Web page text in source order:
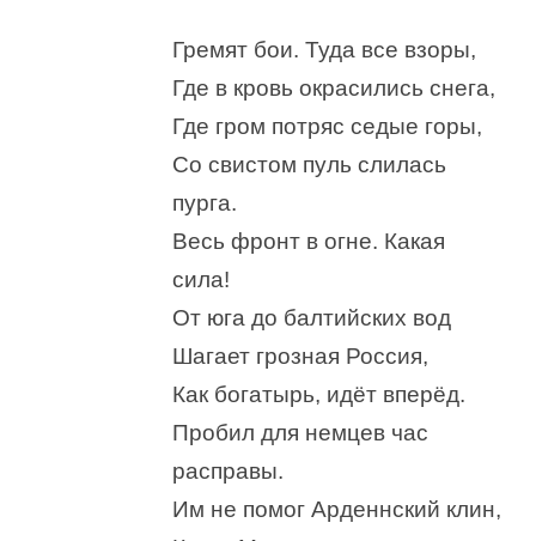
Гремят бои. Туда все взоры,
Где в кровь окрасились снега,
Где гром потряс седые горы,
Со свистом пуль слилась
пурга.
Весь фронт в огне. Какая
сила!
От юга до балтийских вод
Шагает грозная Россия,
Как богатырь, идёт вперёд.
Пробил для немцев час
расправы.
Им не помог Арденнский клин,